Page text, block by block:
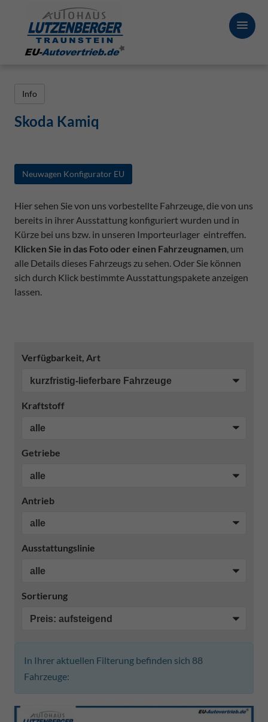
Info
Skoda Kamiq
Neuwagen Konfigurator EU
Hier sehen Sie von uns vorbestellte Fahrzeuge, die von uns
bereits in ihrer Ausstattung konfiguriert wurden und in
Kürze bei uns bzw. in unseren Importeurlager eintreffen.
Klicken Sie in das Foto oder einen Fahrzeugnamen, um
alle Details dieses Fahrzeugs zu sehen. Oder Sie können
sich durch Klick bestimmte Ausstattungspakete anzeigen
lassen.
Verfügbarkeit, Art
Kraftstoff
Getriebe
Antrieb
Ausstattungslinie
Sortierung
In Ihrer aktuellen Filterung befinden sich 88
Fahrzeuge: